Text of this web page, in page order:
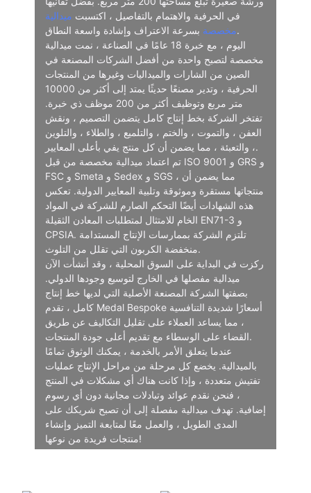
في الحرفية والاهتمام بالتفاصيل ، اكتسبت ميدالية
مخصصةبسرعة الاعتراف وإشادة واسعة النطاق.
اليوم ، مع خبرة 18 عامًا في الصناعة ، نمت ميدالية
مخصصة لتصبح واحدة من أفضل الشركات المصنعة في
الصين من الشارات والميداليات وغيرها من المنتجات
الحرفية ، وتدير مصنعًا حديثًا يمتد إلى أكثر من 10000
متر مربع وتوظيف أكثر من 200 موظف ذي خبرة.
تفتخر الشركة بخط إنتاج كامل يتضمن التصميم ، ونقش
العفن ، والتموت ، والختم ، والتلميع ، والطلاء ، والتلوين
، والتعبئة ، مما يضمن أن كل منتج يفي بأعلى المعايير.
تم اعتماد ميدالية مخصصة من قبل ISO 9001 و GRS و
FSC و Smeta و Sedex و SGS ، مما يضمن أن
منتجاتها مستقرة وموثوقة وتلبية المعايير الدولية. تعكس
هذه الشهادات أيضًا التحكم الصارم للشركة في المواد
الخام للامتثال لمتطلبات المعادن الثقيلة EN71-3 و
CPSIA. تلتزم الشركة بممارسات الإنتاج المستدامة
منخفضة الكربون التي تقلل من التلوث.
ركزت في البداية على السوق المحلية ، وقد أنشأت الآن
ميدالية مفصلها في الخارج لتوسيع وجودها الدولي.
بصفتها الشركة المصنعة الأصلية التي لديها خط إنتاج
كامل ، تقدم Medal Bespoke أسعارًا شديدة التنافسية
، مما يساعد العملاء على تقليل التكاليف عن طريق
القضاء على الوسطاء مع تقديم أعلى جودة المنتجات.
عندما يتعلق الأمر بالخدمة ، يمكنك الوثوق تمامًا
بالميدالية. يخضع كل مرحلة من مراحل الإنتاج عمليات
تفتيش متعددة ، وإذا كانت هناك أي مشكلات في المنتج
، فنحن نقدم عوائد وتبادلات مجانية دون أي رسوم
إضافية. تهدف ميدالية مفصلة إلى أن تصبح شريكك على
المدى الطويل ، والعمل معًا لمتابعة التميز وإنشاء
منتجات فريدة من نوعها!